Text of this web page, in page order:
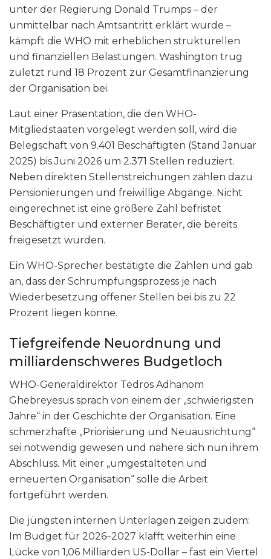
unter der Regierung Donald Trumps – der
unmittelbar nach Amtsantritt erklärt wurde –
kämpft die WHO mit erheblichen strukturellen
und finanziellen Belastungen. Washington trug
zuletzt rund 18 Prozent zur Gesamtfinanzierung
der Organisation bei.
Laut einer Präsentation, die den WHO-
Mitgliedstaaten vorgelegt werden soll, wird die
Belegschaft von 9.401 Beschäftigten (Stand Januar
2025) bis Juni 2026 um 2.371 Stellen reduziert.
Neben direkten Stellenstreichungen zählen dazu
Pensionierungen und freiwillige Abgänge. Nicht
eingerechnet ist eine größere Zahl befristet
Beschäftigter und externer Berater, die bereits
freigesetzt wurden.
Ein WHO-Sprecher bestätigte die Zahlen und gab
an, dass der Schrumpfungsprozess je nach
Wiederbesetzung offener Stellen bei bis zu 22
Prozent liegen könne.
Tiefgreifende Neuordnung und
milliardenschweres Budgetloch
WHO-Generaldirektor Tedros Adhanom
Ghebreyesus sprach von einem der „schwierigsten
Jahre“ in der Geschichte der Organisation. Eine
schmerzhafte „Priorisierung und Neuausrichtung“
sei notwendig gewesen und nähere sich nun ihrem
Abschluss. Mit einer „umgestalteten und
erneuerten Organisation“ solle die Arbeit
fortgeführt werden.
Die jüngsten internen Unterlagen zeigen zudem:
Im Budget für 2026–2027 klafft weiterhin eine
Lücke von 1,06 Milliarden US-Dollar – fast ein Viertel